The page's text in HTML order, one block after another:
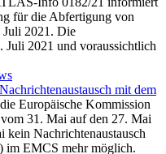
für die Abfertigung von
Juli 2021. Die
Juli 2021 und voraussichtlich
mit dem
Europäische Kommission
31. Mai auf den 27. Mai
kein Nachrichtenaustausch
im EMCS mehr möglich.